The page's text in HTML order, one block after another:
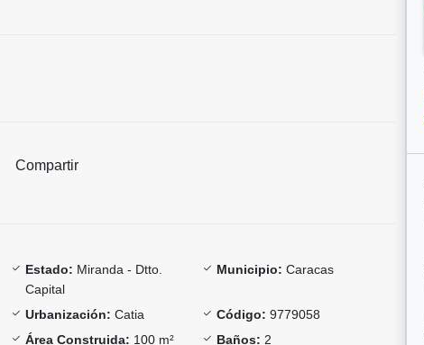
Compartir
Estado: Miranda - Dtto.
Capital
Municipio: Caracas
Urbanización: Catia Código: 9779058
Área Construida: 100 m² Baños: 2